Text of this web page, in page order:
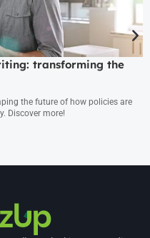
transforming the
the future of how policies are
Discover more!